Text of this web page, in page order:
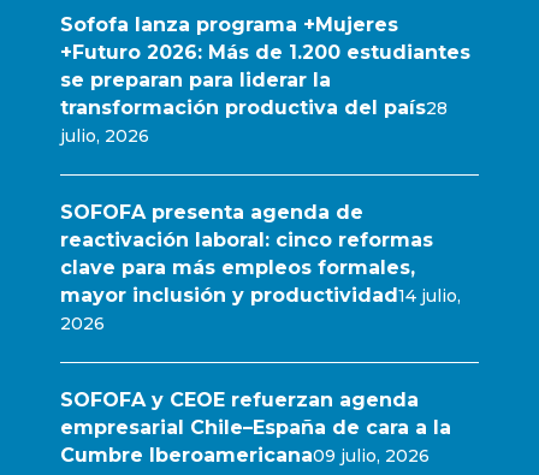
Sofofa lanza programa +Mujeres
+Futuro 2026: Más de 1.200 estudiantes
se preparan para liderar la
transformación productiva del país28
julio, 2026
SOFOFA presenta agenda de
reactivación laboral: cinco reformas
clave para más empleos formales,
mayor inclusión y productividad14 julio,
2026
SOFOFA y CEOE refuerzan agenda
empresarial Chile–España de cara a la
Cumbre Iberoamericana09 julio, 2026